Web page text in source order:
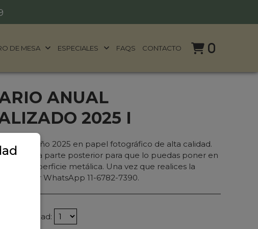
DE MESA ESPECIALES FAQS CONTACTO 0
ANUAL
2025 I
cm, año 2025 en papel fotográfico de alta calidad.
imán en la parte posterior para que lo puedas poner en
superficie metálica. Una vez que realices la
la foto por WhatsApp 11-6782-7390.
Cantidad: